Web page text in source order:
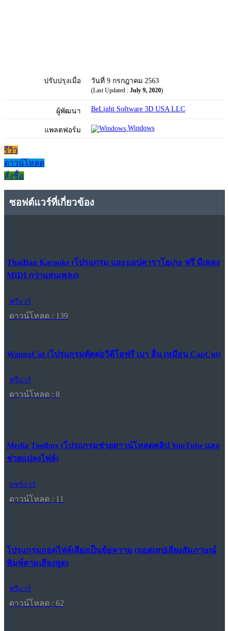
ปรับปรุงเมื่อ วันที่ 9 กรกฎาคม 2563
(Last Updated : July 9, 2020)
ผู้พัฒนา BeLight Software 3D USA LLC
แพลตฟอร์ม Windows
รีวิว
ดาวน์โหลด
สั่งซื้อ
ซอฟต์แวร์ที่เกี่ยวข้อง
ThaiBan Karaoke (โปรแกรม และแอปคาราโอเกะ ฟรี มีเพลง
MIDI กว่าแสนเพลง)
ฟรีแวร์
ดาวน์โหลด : 139
WannaCut (โปรแกรมตัดต่อวิดีโอฟรี เบา ลื่น เหมือน CapCut)
ฟรีแวร์
ดาวน์โหลด : 8
Media Toolbox (โปรแกรมช่วยดาวน์โหลดคลิป YouTube และ
ช่วยแปลงไฟล์)
แชร์แวร์
ดาวน์โหลด : 11
โปรแกรมถอดไฟล์เสียงเป็นข้อความ (ถอดเทปเสียงสัมภาษณ์
พิมพ์ตามเสียงพูด)
ฟรีแวร์
ดาวน์โหลด : 62